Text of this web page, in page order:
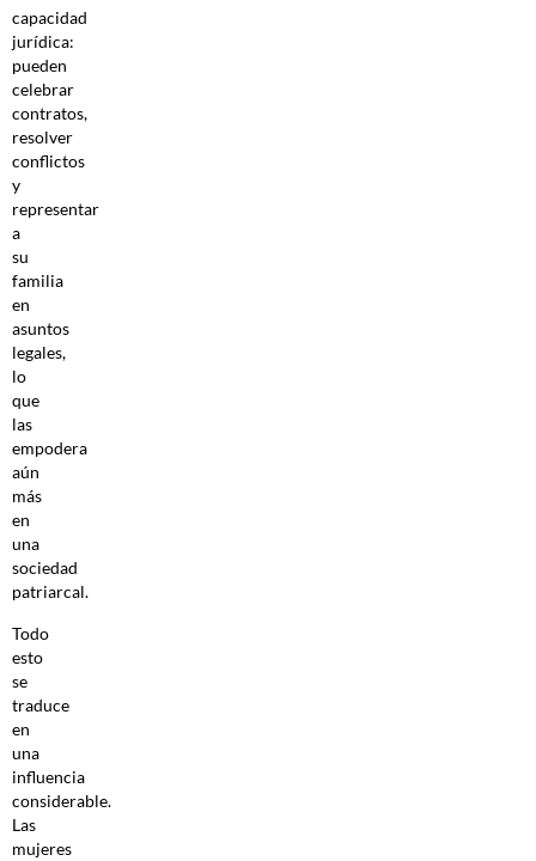
capacidad
jurídica:
pueden
celebrar
contratos,
resolver
conflictos
y
representar
a
su
familia
en
asuntos
legales,
lo
que
las
empodera
aún
más
en
una
sociedad
patriarcal.
Todo
esto
se
traduce
en
una
influencia
considerable.
Las
mujeres